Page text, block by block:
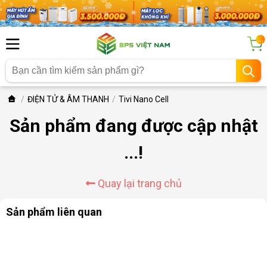
...
ĐIỆN TỬ & ÂM THANH Tivi Nano Cell
Sản phẩm đang được cập nhật
...!
Quay lại trang chủ
Sản phẩm liên quan